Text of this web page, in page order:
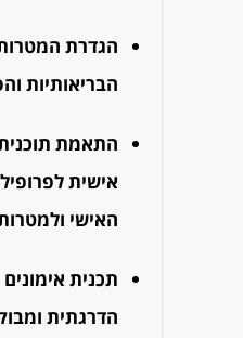
הגדרת
הבריאותיות
התאמת
אישית לפרופיל
האישי
תכנית
הדרגתית